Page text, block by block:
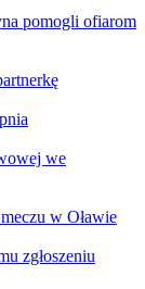
pomogli ofiarom
we
w Oławie
zgłoszeniu